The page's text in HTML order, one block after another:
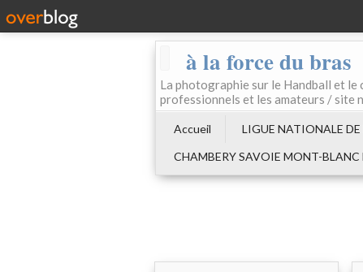
à la force du bras
La photographie sur le Handball et le
professionnels et les amateurs / site
Accueil LIGUE NATIONALE DE
CHAMBERY SAVOIE MONT-BLANC